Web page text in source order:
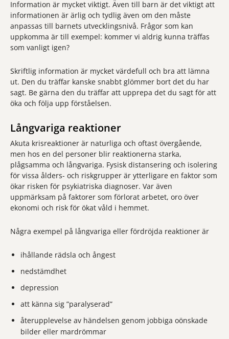
Information är mycket viktigt. Även till barn är det viktigt att
informationen är ärlig och tydlig även om den måste
anpassas till barnets utvecklingsnivå. Frågor som kan
uppkomma är till exempel: kommer vi aldrig kunna träffas
som vanligt igen?
Skriftlig information är mycket värdefull och bra att lämna
ut. Den du träffar kanske snabbt glömmer bort det du har
sagt. Be gärna den du träffar att upprepa det du sagt för att
öka och följa upp förståelsen.
Långvariga reaktioner
Akuta krisreaktioner är naturliga och oftast övergående,
men hos en del personer blir reaktionerna starka,
plågsamma och långvariga. Fysisk distansering och isolering
för vissa ålders- och riskgrupper är ytterligare en faktor som
ökar risken för psykiatriska diagnoser. Var även
uppmärksam på faktorer som förlorat arbetet, oro över
ekonomi och risk för ökat våld i hemmet.
Några exempel på långvariga eller fördröjda reaktioner är
ihållande rädsla och ångest
nedstämdhet
depression
att känna sig ”paralyserad”
återupplevelse av händelsen genom jobbiga oönskade
bilder eller mardrömmar